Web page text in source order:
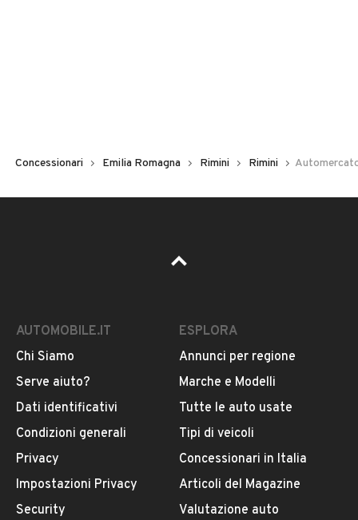
Concessionari Emilia Romagna Rimini Rimini
AUTOMOBILE.IT
Chi Siamo
Serve aiuto?
Dati identificativi
Condizioni generali
Privacy
Impostazioni Privacy
Security
ESPLORA
Annunci per regione
Marche e Modelli
Tutte le auto usate
Tipi di veicoli
Concessionari in Italia
Articoli del Magazine
Valutazione auto